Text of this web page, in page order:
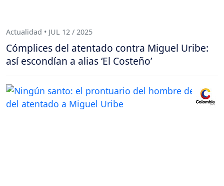
Actualidad • JUL 12 / 2025
Cómplices del atentado contra Miguel Uribe:
así escondían a alias ‘El Costeño’